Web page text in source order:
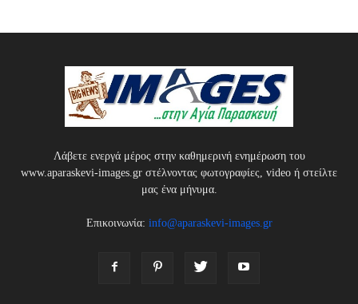
Λάβετε ενεργά μέρος στην καθημερινή ενημέρωση του
www.aparaskevi-images.gr στέλνοντας φωτογραφίες, video ή στείλτε
μας ένα μήνυμα.
Επικοινωνία: info@aparaskevi-images.gr